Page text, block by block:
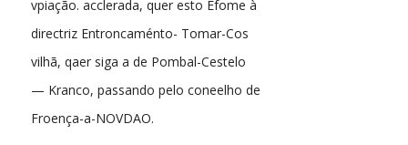
vpiação. acclerada, quer esto Efome à
directriz Entroncaménto- Tomar-Cos
vilhã, qaer siga a de Pombal-Cestelo
— Kranco, passando pelo coneelho de
Froença-a-NOVDAO.